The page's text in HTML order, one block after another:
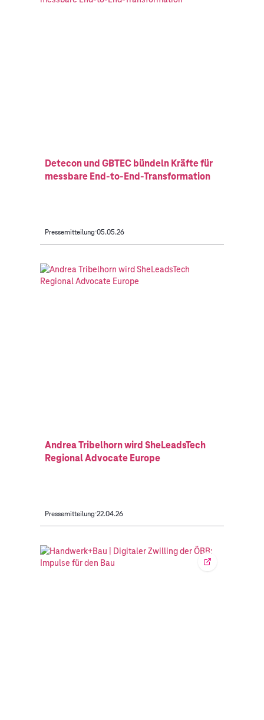
Detecon und GBTEC bündeln Kräfte für
messbare End-to-End-Transformation
Pressemitteilung 05.05.26
Andrea Tribelhorn wird SheLeadsTech
Regional Advocate Europe
Pressemitteilung 22.04.26